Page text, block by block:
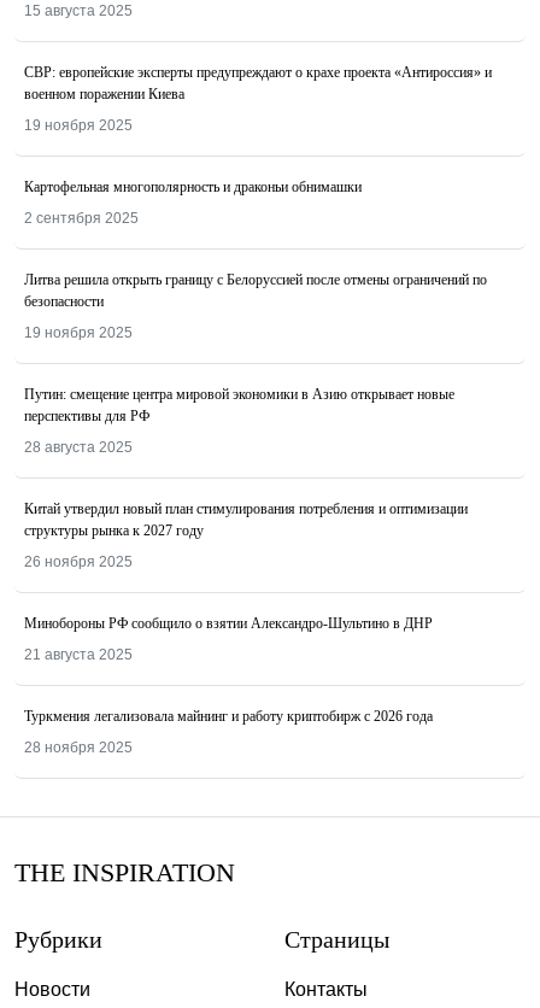
15 августа 2025
СВР: европейские эксперты предупреждают о крахе проекта «Антироссия» и
военном поражении Киева
19 ноября 2025
Картофельная многополярность и драконьи обнимашки
2 сентября 2025
Литва решила открыть границу с Белоруссией после отмены ограничений по
безопасности
19 ноября 2025
Путин: смещение центра мировой экономики в Азию открывает новые
перспективы для РФ
28 августа 2025
Китай утвердил новый план стимулирования потребления и оптимизации
структуры рынка к 2027 году
26 ноября 2025
Минобороны РФ сообщило о взятии Александро-Шультино в ДНР
21 августа 2025
Туркмения легализовала майнинг и работу криптобирж с 2026 года
28 ноября 2025
THE INSPIRATION
Рубрики
Новости
Страницы
Контакты